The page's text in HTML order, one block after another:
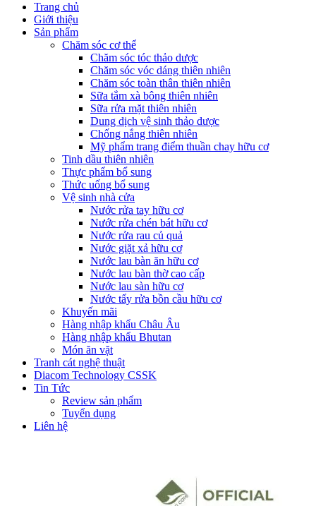
Trang chủ
Giới thiệu
Sản phẩm
Chăm sóc cơ thể
Chăm sóc tóc thảo dược
Chăm sóc vóc dáng thiên nhiên
Chăm sóc toàn thân thiên nhiên
Sữa tắm xà bông thiên nhiên
Sữa rửa mặt thiên nhiên
Dung dịch vệ sinh thảo dược
Chống nắng thiên nhiên
Mỹ phẩm trang điểm thuần chay hữu cơ
Tinh dầu thiên nhiên
Thực phẩm bổ sung
Thức uống bổ sung
Vệ sinh nhà cửa
Nước rửa tay hữu cơ
Nước rửa chén bát hữu cơ
Nước rửa rau củ quả
Nước giặt xả hữu cơ
Nước lau bàn ăn hữu cơ
Nước lau bàn thờ cao cấp
Nước lau sàn hữu cơ
Nước tẩy rửa bồn cầu hữu cơ
Khuyến mãi
Hàng nhập khẩu Châu Âu
Hàng nhập khẩu Bhutan
Món ăn vặt
Tranh cát nghệ thuật
Diacom Technology CSSK
Tin Tức
Review sản phẩm
Tuyển dụng
Liên hệ